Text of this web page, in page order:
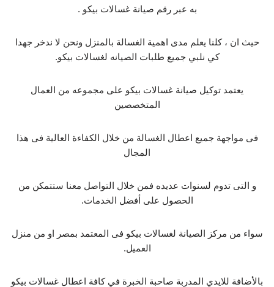
به عبر رقم صيانة غسالات بيكو .
حيث ان ، كلنا يعلم مدى اهمية الغسالة بالمنزل ونحن لا ندخر جهدا
كي نلبي جميع طلبات الصيانه لغسالات بيكو.
يعتمد توكيل صيانة غسالات بيكو على مجموعه من العمال
المتخصصين
فى مواجهة جميع اعطال الغسالة من خلال الكفاءة العالية فى هذا
المجال
و التى تدوم لسنوات عديده فمن خلال التواصل معنا ستتمكن من
الحصول على أفضل الخدمات.
سواء من مركز الصيانة لغسالات بيكو فى المعتمد بمصر او من منزل
العميل.
بالأضافة للايدي المدربة صاحبة الخبرة في كافة اعطال غسالات بيكو